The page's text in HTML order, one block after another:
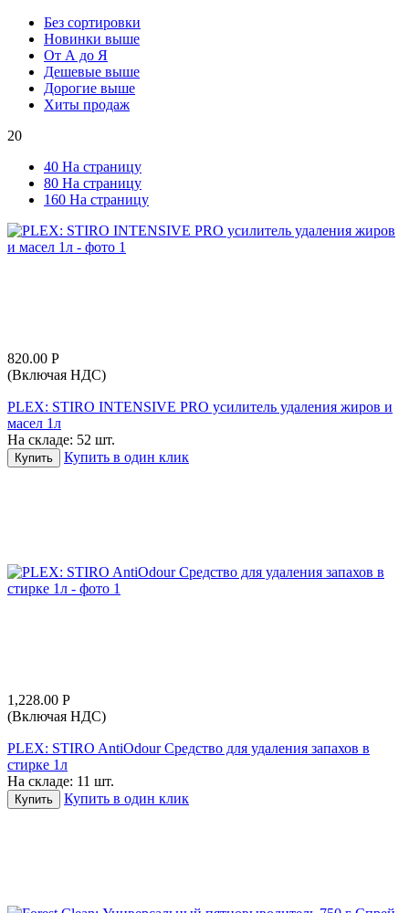
Без сортировки
Новинки выше
От А до Я
Дешевые выше
Дорогие выше
Хиты продаж
20
40 На страницу
80 На страницу
160 На страницу
820.00 Р
(Включая НДС)
PLEX: STIRO INTENSIVE PRO усилитель удаления жиров и
масел 1л
На складе: 52 шт.
Купить Купить в один клик
1,228.00 Р
(Включая НДС)
PLEX: STIRO AntiOdour Средство для удаления запахов в
стирке 1л
На складе: 11 шт.
Купить Купить в один клик